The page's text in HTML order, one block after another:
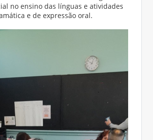
no ensino das línguas e atividades
e de expressão oral.